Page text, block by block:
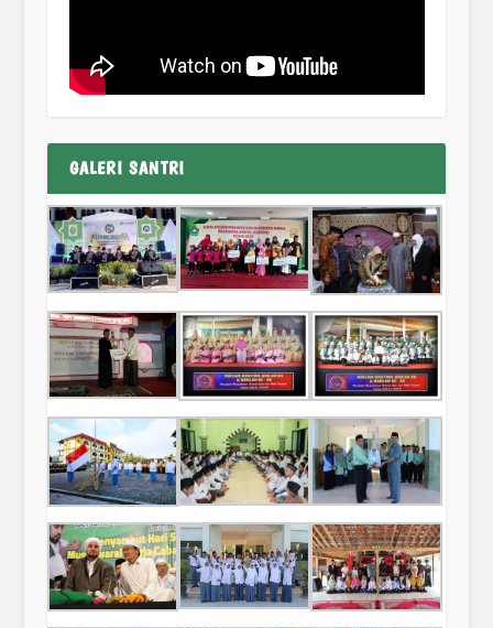
GALERI SANTRI